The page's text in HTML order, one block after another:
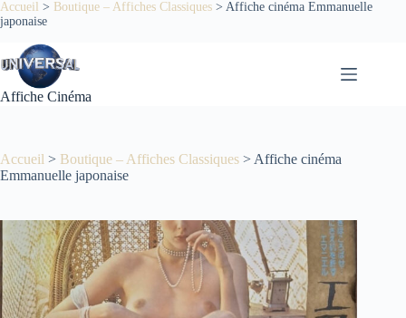
Passer
au
Accueil > Boutique – Affiches Classiques > Affiche cinéma Emmanuelle
japonaise
Affiche Cinéma
Accueil > Boutique – Affiches Classiques > Affiche cinéma
Emmanuelle japonaise